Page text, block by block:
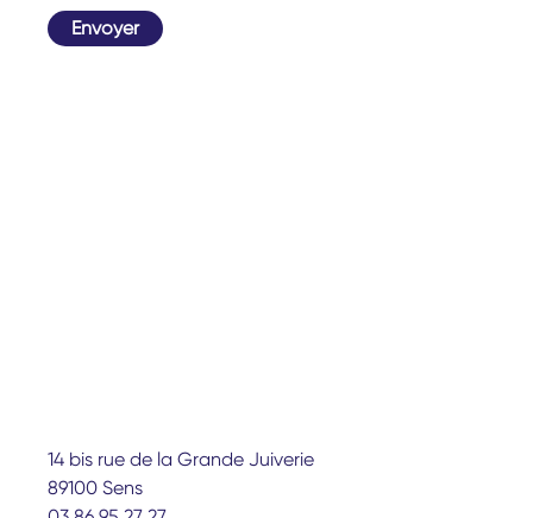
14 bis rue de la Grande Juiverie
89100 Sens